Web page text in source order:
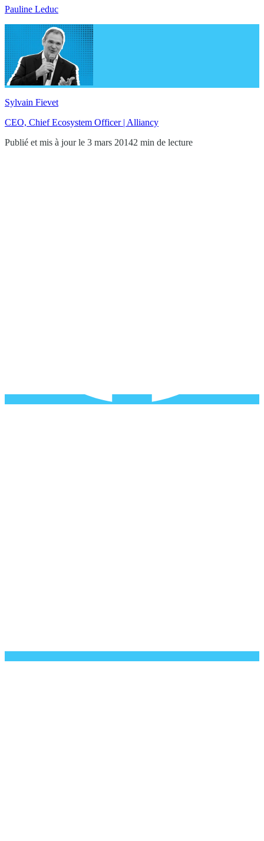
Pauline Leduc
Sylvain Fievet
CEO, Chief Ecosystem Officer | Alliancy
Publié et mis à jour le 3 mars 20142 min de lecture